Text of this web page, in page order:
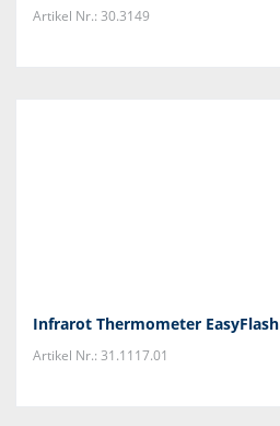
Artikel Nr.: 30.3149
Infrarot Thermometer EasyFlash
Artikel Nr.: 31.1117.01